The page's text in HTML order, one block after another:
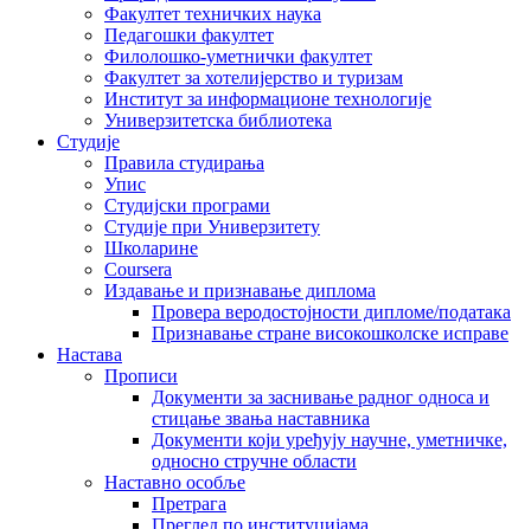
Факултет техничких наука
Педагошки факултет
Филолошко-уметнички факултет
Факултет за хотелијерство и туризам
Институт за информационе технологије
Универзитетска библиотека
Студије
Правила студирања
Упис
Студијски програми
Студије при Универзитету
Школарине
Coursera
Издавање и признавање диплома
Провера веродостојности дипломе/података
Признавање стране високошколске исправе
Настава
Прописи
Документи за заснивање радног односа и
стицање звања наставника
Документи који уређују научне, уметничке,
односно стручне области
Наставно особље
Претрага
Преглед по институцијама